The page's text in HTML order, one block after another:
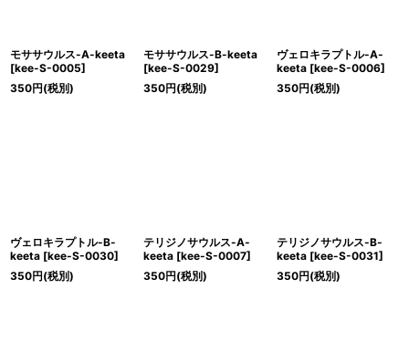
モササウルス-A-keeta
[kee-S-0005]
350円(税別)
モササウルス-B-keeta
[kee-S-0029]
350円(税別)
ヴェロキラプトル-A-
keeta [kee-S-0006]
350円(税別)
ヴェロキラプトル-B-
keeta [kee-S-0030]
350円(税別)
テリジノサウルス-A-
keeta [kee-S-0007]
350円(税別)
テリジノサウルス-B-
keeta [kee-S-0031]
350円(税別)